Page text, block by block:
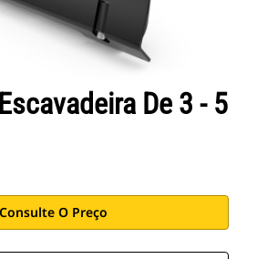
De 3 - 5
Consulte O Preço